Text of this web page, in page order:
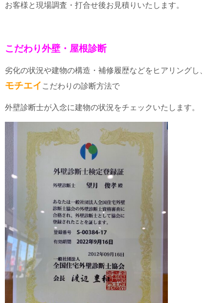
お客様と現場調査・打合せ後お見積りいたします。
こだわり外壁・屋根診断
劣化の状況や建物の構造・補修履歴などをヒアリングし、
モチエイ こだわりの診断方法で
外壁診断士が入念に建物の状況をチェックいたします。